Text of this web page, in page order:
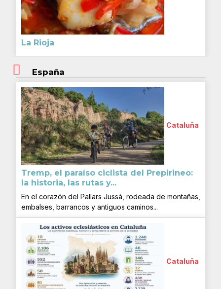
La Rioja
España
Cataluña
Tremp, el paraíso ciclista del Prepirineo:
la historia, las rutas y...
En el corazón del Pallars Jussà, rodeada de montañas,
embalses, barrancos y antiguos caminos...
Cataluña